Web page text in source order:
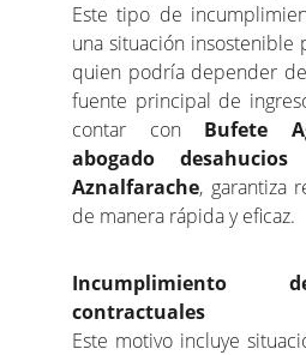
Este tipo de
una situación insostenible
quien podría depender
fuente principal de
contar con Bufete
abogado
Aznalfarache, garantiza
de manera rápida y eficaz.
Incumplimiento
contractuales
Este motivo incluye